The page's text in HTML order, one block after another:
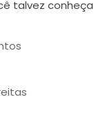
talvez conheça